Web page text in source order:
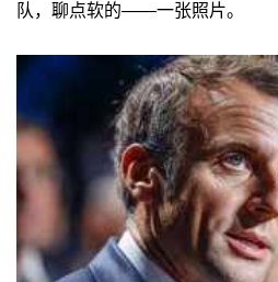
队，聊点软的——一张照片。